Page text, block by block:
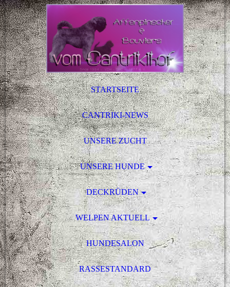
STARTSEITE
CANTRIKI-NEWS
UNSERE ZUCHT
UNSERE HUNDE
DECKRÜDEN
WELPEN AKTUELL
HUNDESALON
RASSESTANDARD